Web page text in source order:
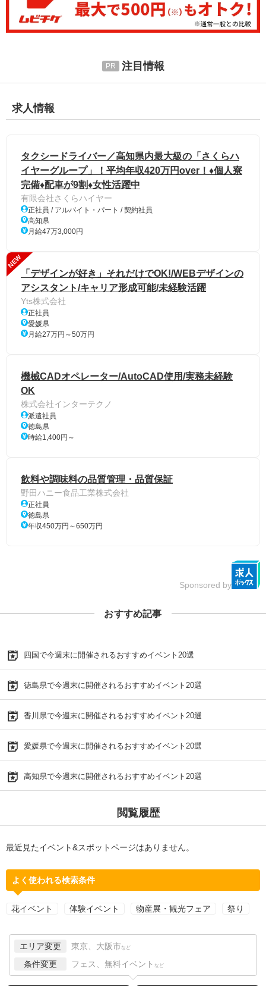
注目情報
求人情報
タクシードライバー／高知県内最大級の「さくらハ
イヤーグループ」！平均年収420万円over！♦個人寮
完備♦配車が9割♦女性活躍中
有限会社さくらハイヤー
正社員 / アルバイト・パート / 契約社員
高知県
月給47万3,000円
NEW
「デザインが好き」それだけでOK!/WEBデザインの
アシスタント/キャリア形成可能/未経験活躍
Yts株式会社
正社員
愛媛県
月給27万円～50万円
機械CADオペレーター/AutoCAD使用/実務未経験
OK
株式会社インターテクノ
派遣社員
徳島県
時給1,400円～
飲料や調味料の品質管理・品質保証
野田ハニー食品工業株式会社
正社員
徳島県
年収450万円～650万円
Sponsored by
おすすめ記事
四国で今週末に開催されるおすすめイベント20選
徳島県で今週末に開催されるおすすめイベント20選
香川県で今週末に開催されるおすすめイベント20選
愛媛県で今週末に開催されるおすすめイベント20選
高知県で今週末に開催されるおすすめイベント20選
閲覧履歴
最近見たイベント&スポットページはありません。
よく使われる検索条件
花イベント 体験イベント 物産展・観光フェア 祭り
エリア変更 東京、大阪市 など
条件変更 フェス、無料イベント など